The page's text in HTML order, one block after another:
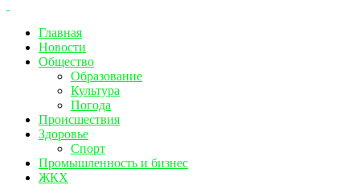
Главная
Новости
Общество
Образование
Культура
Погода
Происшествия
Здоровье
Спорт
Промышленность и бизнес
ЖКХ